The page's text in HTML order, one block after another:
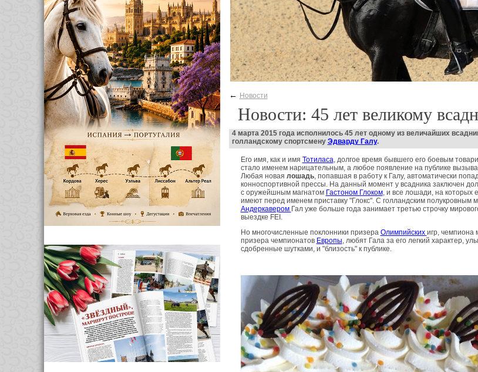
← Новости
Новости: 45 лет великому
4 марта 2015 года исполнилось 45 лет одному из величайших
голландскому спортсмену Эдварду Галу.
Его имя, как и имя Тотиласа, долгое время бывшего его боевым
стало именем нарицательным, а любое появление на публике
Любая новая лошадь, попавшая в работу к Галу, автоматически
конноспортивной прессы. На данный момент у всадника заключен
с оружейшным магнатом Гастоном Глоком, и все лошади, на которых
имеют перед именем приставку "Глокс". С голландским полукровным
Андеркавером Гал уже больше года занимает третью строчку
выездке FEI.
Но многочисленные поклонники призера Олимпийских игр, чемпиона
призера чемпионатов Европы, любят Гала за его легкий характер,
сдобренные шутками, и "близость" к публике.